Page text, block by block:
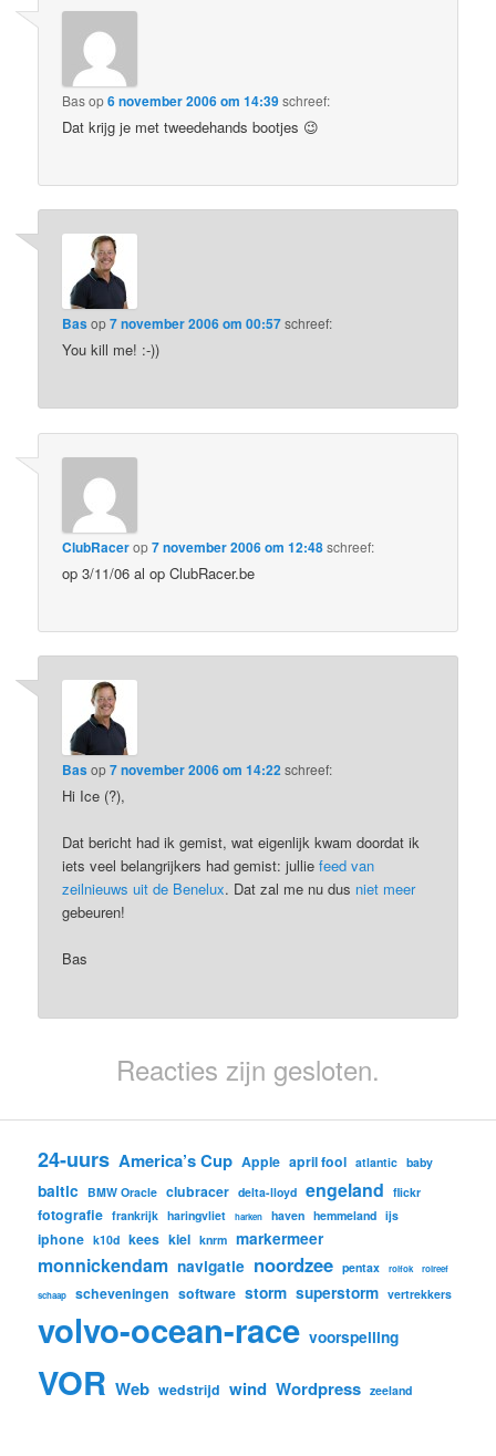
Basop6 november 2006 om 14:39schreef:
Dat krijg je met tweedehands bootjes 😉
Basop7 november 2006 om 00:57schreef:
You kill me! :-))
ClubRacerop7 november 2006 om 12:48schreef:
op 3/11/06 al op ClubRacer.be
Basop7 november 2006 om 14:22schreef:
Hi Ice (?),
Dat bericht had ik gemist, wat eigenlijk kwam doordat ik
iets veel belangrijkers had gemist: julliefeed van
zeilnieuws uit de Benelux. Dat zal me nu dus niet meer
gebeuren!
Bas
Reacties zijn gesloten.
24-uurs America’s Cup Apple april fool atlantic baby
baltic BMW Oracle clubracer delta-lloyd engeland flickr
fotografie frankrijk haringvliet harken haven hemmeland ijs
iphone k10d kees kiel knrm markermeer
monnickendam navigatie noordzee pentax rolfok rolreef
schaap scheveningen software storm superstorm vertrekkers
volvo-ocean-race voorspelling
VOR Web wedstrijd wind Wordpress zeeland